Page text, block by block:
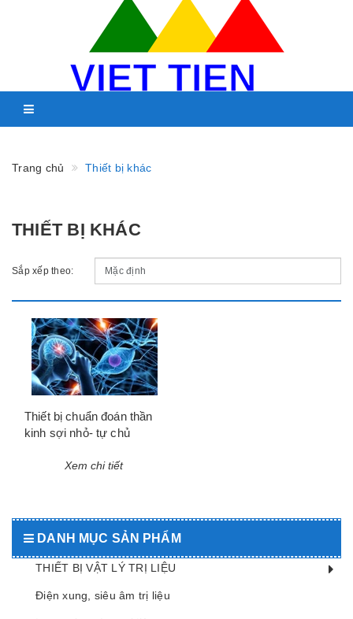
Trang chủ Thiết bị khác
THIẾT BỊ KHÁC
Sắp xếp theo:
Thiết bị chuẩn đoán thần
kinh sợi nhỏ- tự chủ
Xem chi tiết
DANH MỤC SẢN PHẨM
THIẾT BỊ VẬT LÝ TRỊ LIỆU
Điện xung, siêu âm trị liệu